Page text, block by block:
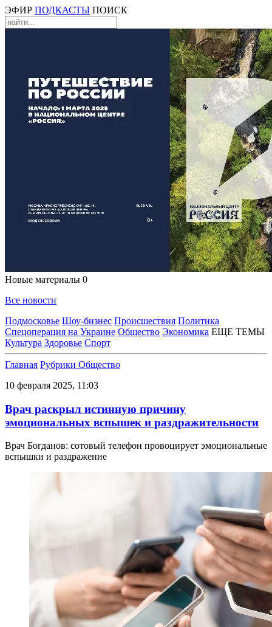
ЭФИР ПОДКАСТЫ ПОИСК
Новые материалы 0
Все новости
Подмосковье Шоу-бизнес Происшествия Политика
Спецоперация на Украине Общество Экономика ЕЩЕ ТЕМЫ
Культура Здоровье Спорт
Главная Рубрики Общество
10 февраля 2025, 11:03
Врач раскрыл истинную причину
эмоциональных вспышек и раздражительности
Врач Богданов: сотовый телефон провоцирует эмоциональные
вспышки и раздражение